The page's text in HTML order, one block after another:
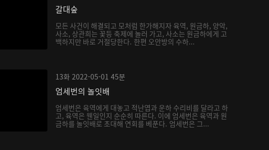
갈대숲
모든 사건이 해결되고 모처럼 한가해지자 육역, 원금하, 양악,
사소, 상관희는 꽃등 축제에 놀러 가고, 사소는 원금하에게 고
백하지만 바로 거절당한다. 한편 오안방의 수하...
13화 2022-05-01 45분
엄세번의 놀잇배
엄세번은 육역에게 대놓고 적난엽과 운하 수리비를 달라고 하
고, 육역은 웬일인지 순순히 따른다. 이에 엄세번은 육역과 원
금하를 놀잇배로 초대해 연회를 베푼다. 엄세번은 그...